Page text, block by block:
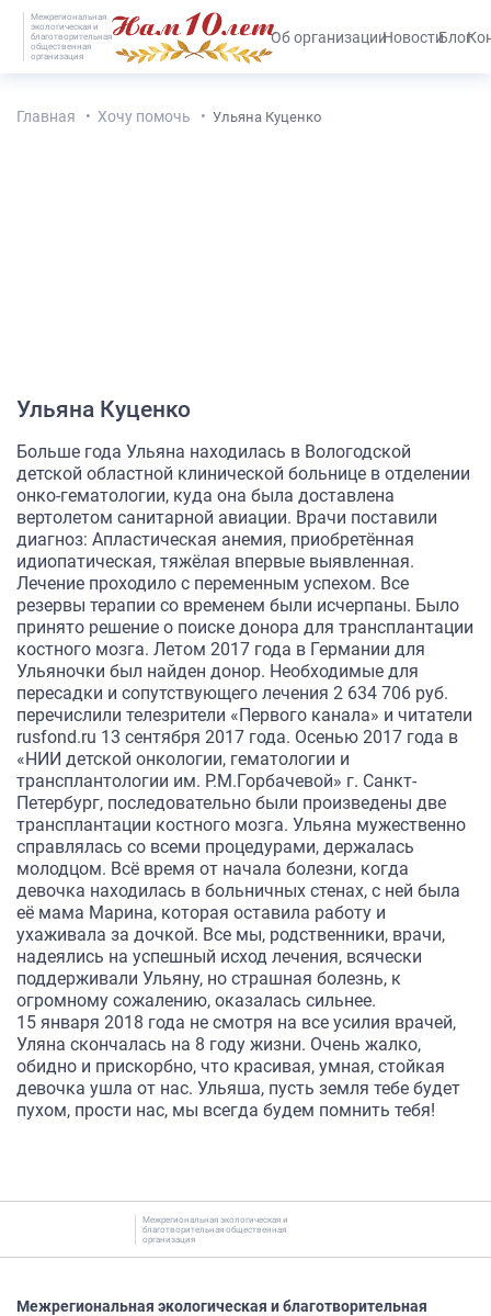
Межрегиональная
экологическая и
благотворительная
общественная
организация
#25536 (без названия)Об организацииНовостиБлог
Главная Хочу помочь Ульяна Куценко
Ульяна Куценко
Больше года Ульяна находилась в Вологодской
детской областной клинической больнице в отделении
онко-гематологии, куда она была доставлена
вертолетом санитарной авиации. Врачи поставили
диагноз: Апластическая анемия, приобретённая
идиопатическая, тяжёлая впервые выявленная.
Лечение проходило с переменным успехом. Все
резервы терапии со временем были исчерпаны. Было
принято решение о поиске донора для трансплантации
костного мозга. Летом 2017 года в Германии для
Ульяночки был найден донор. Необходимые для
пересадки и сопутствующего лечения 2 634 706 руб.
перечислили телезрители «Первого канала» и читатели
rusfond.ru 13 сентября 2017 года. Осенью 2017 года в
«НИИ детской онкологии, гематологии и
трансплантологии им. Р.М.Горбачевой» г. Санкт-
Петербург, последовательно были произведены две
трансплантации костного мозга. Ульяна мужественно
справлялась со всеми процедурами, держалась
молодцом. Всё время от начала болезни, когда
девочка находилась в больничных стенах, с ней была
её мама Марина, которая оставила работу и
ухаживала за дочкой. Все мы, родственники, врачи,
надеялись на успешный исход лечения, всячески
поддерживали Ульяну, но страшная болезнь, к
огромному сожалению, оказалась сильнее.
15 января 2018 года не смотря на все усилия врачей,
Уляна скончалась на 8 году жизни. Очень жалко,
обидно и прискорбно, что красивая, умная, стойкая
девочка ушла от нас. Ульяша, пусть земля тебе будет
пухом, прости нас, мы всегда будем помнить тебя!
Межрегиональная экологическая и
благотворительная общественная
организация
Межрегиональная экологическая и благотворительная